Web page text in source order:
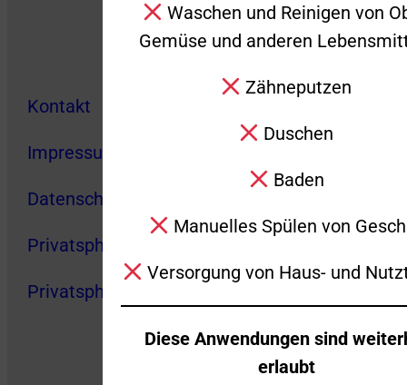
Kontakt
Impressum
Datenschutz
Privatsphäre-Einstellungen
Privatsphäre-Historie
Waschen und Reinigen von
Gemüse und anderen
Zähneputzen
Duschen
Baden
Manuelles Spülen von
Versorgung von Haus- und
Diese Anwendungen sind
erlaubt